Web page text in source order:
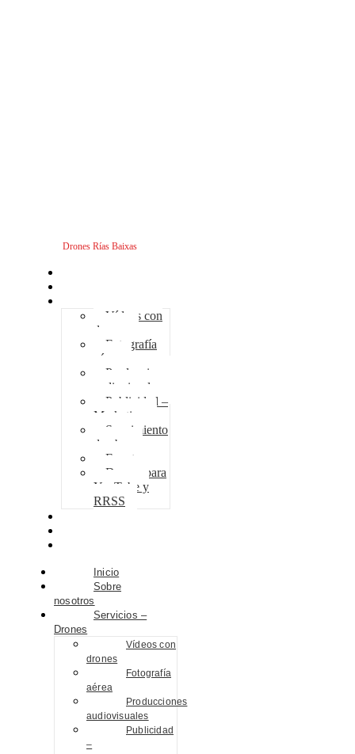
Drones Rías Baixas
Vídeos con
drones
Fotografía
aérea
Producciones
audiovisuales
Publicidad –
Marketing
Seguimiento
de obra
Eventos
Drones para
YouTube y
RRSS
Inicio
Sobre
nosotros
Servicios –
Drones
Vídeos con
drones
Fotografía
aérea
Producciones
audiovisuales
Publicidad
–